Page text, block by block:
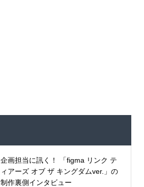
企画担当に訊く！ 「figma リンク テ
ィアーズ オブ ザ キングダムver.」の
制作裏側インタビュー